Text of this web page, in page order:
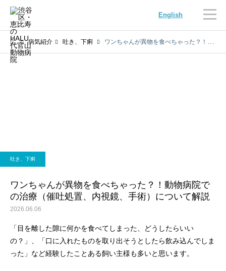
English
画像診断科 軟部外科
病気紹介 吐き、下痢 ワンちゃんが異物を食べちゃった？！動物病院での治療（催吐処置、内視鏡、手術）について解説
吐き、下痢
ワンちゃんが異物を食べちゃった？！動物病院で
の治療（催吐処置、内視鏡、手術）について解説
2026.06.06
「目を離した隙に何かを食べてしまった、どうしたらいい
の？」、「口に入れたものを取り出そうとしたら飲み込んでしま
った」など経験したことある飼い主様も多いと思います。